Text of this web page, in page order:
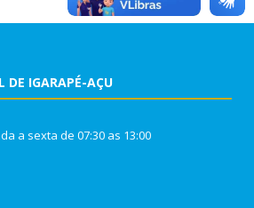
DE IGARAPÉ-AÇU
a sexta de 07:30 as 13:00